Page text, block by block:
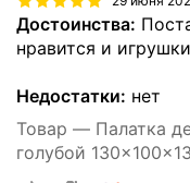
Достоинства:
нравится и
Недостатки: нет
Товар — Палатка
голубой